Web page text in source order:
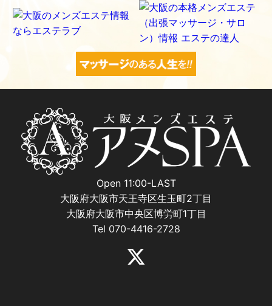
Open 11:00-LAST
大阪府大阪市天王寺区生玉町2丁目
大阪府大阪市中央区博労町1丁目
Tel 070-4416-2728